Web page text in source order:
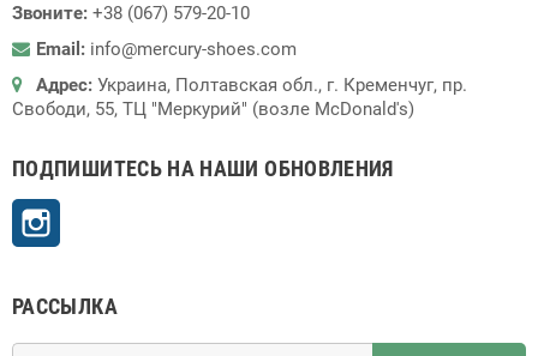
Звоните: +38 (067) 579-20-10
Email: info@mercury-shoes.com
Адрес: Украина, Полтавская обл., г. Кременчуг, пр.
Свободи, 55, ТЦ "Меркурий" (возле McDonald's)
ПОДПИШИТЕСЬ НА НАШИ ОБНОВЛЕНИЯ
РАССЫЛКА